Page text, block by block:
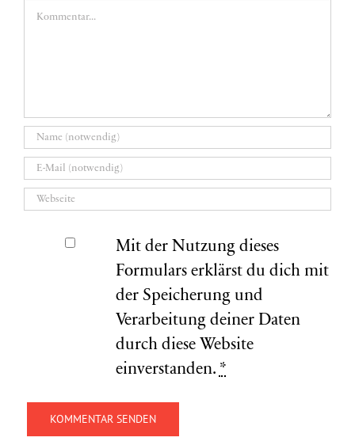
Kommentar
Mit der Nutzung dieses
Formulars erklärst du dich mit
der Speicherung und
Verarbeitung deiner Daten
durch diese Website
einverstanden. *